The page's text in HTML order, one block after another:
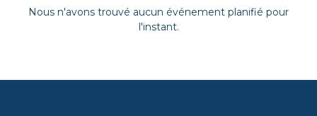
Nous n'avons trouvé aucun événement planifié pour
l'instant.